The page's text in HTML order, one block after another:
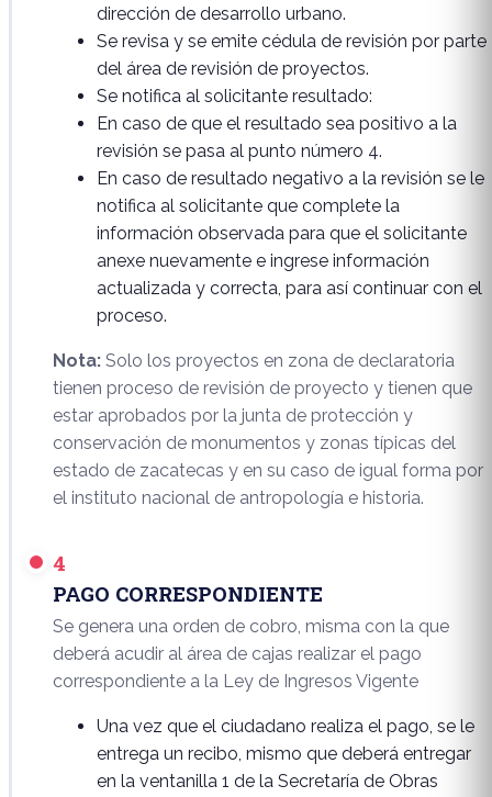
dirección de desarrollo urbano.
Se revisa y se emite cédula de revisión por parte
del área de revisión de proyectos.
Se notifica al solicitante resultado:
En caso de que el resultado sea positivo a la
revisión se pasa al punto número 4.
En caso de resultado negativo a la revisión se le
notifica al solicitante que complete la
información observada para que el solicitante
anexe nuevamente e ingrese información
actualizada y correcta, para así continuar con el
proceso.
Nota: Solo los proyectos en zona de declaratoria
tienen proceso de revisión de proyecto y tienen que
estar aprobados por la junta de protección y
conservación de monumentos y zonas típicas del
estado de zacatecas y en su caso de igual forma por
el instituto nacional de antropología e historia.
4
PAGO CORRESPONDIENTE
Se genera una orden de cobro, misma con la que
deberá acudir al área de cajas realizar el pago
correspondiente a la Ley de Ingresos Vigente
Una vez que el ciudadano realiza el pago, se le
entrega un recibo, mismo que deberá entregar
en la ventanilla 1 de la Secretaría de Obras